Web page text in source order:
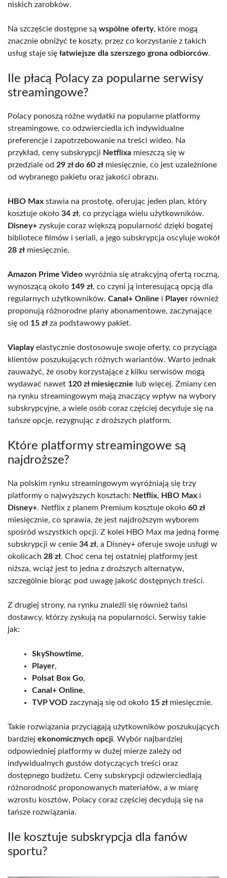
niskich zarobków.
Na szczęście dostępne są wspólne oferty, które mogą
znacznie obniżyć te koszty, przez co korzystanie z takich
usług staje się łatwiejsze dla szerszego grona odbiorców.
Ile płacą Polacy za popularne serwisy
streamingowe?
Polacy ponoszą różne wydatki na popularne platformy
streamingowe, co odzwierciedla ich indywidualne
preferencje i zapotrzebowanie na treści wideo. Na
przykład, ceny subskrypcji Netflixa mieszczą się w
przedziale od 29 zł do 60 zł miesięcznie, co jest uzależnione
od wybranego pakietu oraz jakości obrazu.
HBO Max stawia na prostotę, oferując jeden plan, który
kosztuje około 34 zł, co przyciąga wielu użytkowników.
Disney+ zyskuje coraz większą popularność dzięki bogatej
bibliotece filmów i seriali, a jego subskrypcja oscyluje wokół
28 zł miesięcznie.
Amazon Prime Video wyróżnia się atrakcyjną ofertą roczną,
wynoszącą około 149 zł, co czyni ją interesującą opcją dla
regularnych użytkowników. Canal+ Online i Player również
proponują różnorodne plany abonamentowe, zaczynające
się od 15 zł za podstawowy pakiet.
Viaplayelastycznie dostosowuje swoje oferty, co przyciąga
klientów poszukujących różnych wariantów. Warto jednak
zauważyć, że osoby korzystające z kilku serwisów mogą
wydawać nawet 120 zł miesięcznie lub więcej. Zmiany cen
na rynku streamingowym mają znaczący wpływ na wybory
subskrypcyjne, a wiele osób coraz częściej decyduje się na
tańsze opcje, rezygnując z droższych platform.
Które platformy streamingowe są
najdroższe?
Na polskim rynku streamingowym wyróżniają się trzy
platformy o najwyższych kosztach: Netflix, HBO Max i
Disney+. Netflix z planem Premium kosztuje około 60 zł
miesięcznie, co sprawia, że jest najdroższym wyborem
spośród wszystkich opcji. Z kolei HBO Max ma jedną formę
subskrypcji w cenie 34 zł, a Disney+ oferuje swoje usługi w
okolicach 28 zł. Choć cena tej ostatniej platformy jest
niższa, wciąż jest to jedna z droższych alternatyw,
szczególnie biorąc pod uwagę jakość dostępnych treści.
Z drugiej strony, na rynku znaleźli się również tańsi
dostawcy, którzy zyskują na popularności. Serwisy takie
jak:
SkyShowtime,
Player,
Polsat Box Go,
Canal+ Online,
TVP VOD zaczynają się od około 15 zł miesięcznie.
Takie rozwiązania przyciągają użytkowników poszukujących
bardziej ekonomicznych opcji. Wybór najbardziej
odpowiedniej platformy w dużej mierze zależy od
indywidualnych gustów dotyczących treści oraz
dostępnego budżetu. Ceny subskrypcji odzwierciedlają
różnorodność proponowanych materiałów, a w miarę
wzrostu kosztów, Polacy coraz częściej decydują się na
tańsze rozwiązania.
Ile kosztuje subskrypcja dla fanów
sportu?